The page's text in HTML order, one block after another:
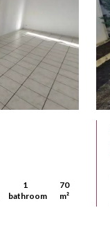
1
bathroom
70
m²